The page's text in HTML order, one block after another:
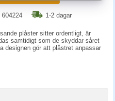
604224 1-2 dagar
plåster sitter ordentligt, är
samtidigt som de skyddar såret
designen gör att plåstret anpassar